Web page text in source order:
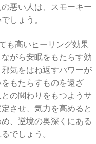
悪い人は、スモーキー
しょう。
も高いヒーリング効果
がら安眠をもたらす効
気をはね返すパワーが
もたらすものを遠ざ
の関わりをもつようサ
させ、気力を高めると
、逆境の奥深くにある
でしょう。